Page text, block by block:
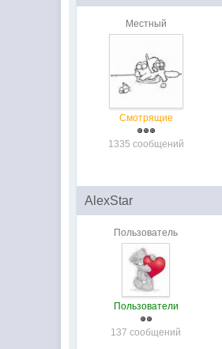
Местный
Смотрящие
1335 сообщений
AlexStar
Пользователь
Пользователи
137 сообщений